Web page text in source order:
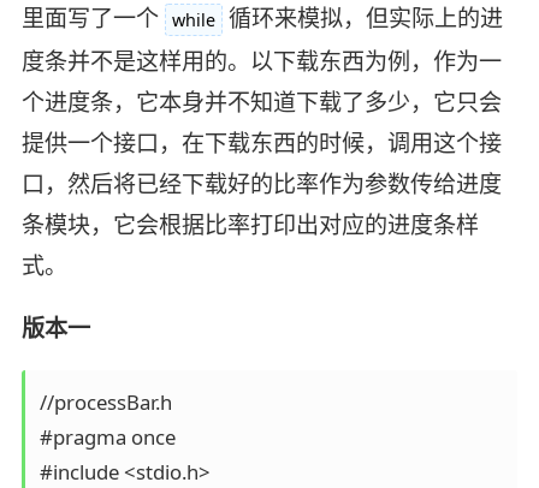
里面写了一个 while 循环来模拟，但实际上的进
度条并不是这样用的。以下载东西为例，作为一
个进度条，它本身并不知道下载了多少，它只会
提供一个接口，在下载东西的时候，调用这个接
口，然后将已经下载好的比率作为参数传给进度
条模块，它会根据比率打印出对应的进度条样
式。
版本一
//processBar.h
#pragma once
#include <stdio.h>